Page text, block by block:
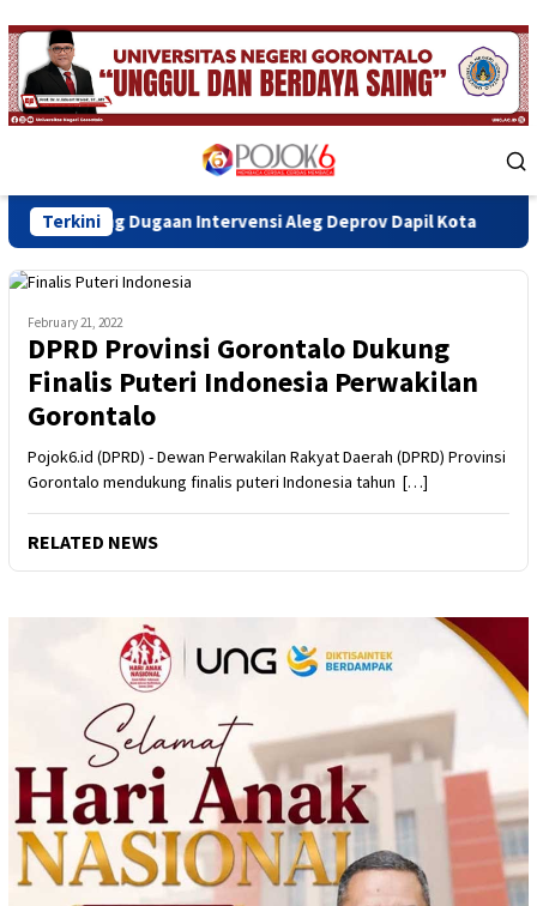
Skip
to
content
Menu
TerkiniIntervensi Aleg Deprov Dapil Kota Bupati
February 21, 2022
DPRD Provinsi Gorontalo Dukung
Finalis Puteri Indonesia Perwakilan
Gorontalo
Pojok6.id (DPRD) - Dewan Perwakilan Rakyat Daerah (DPRD) Provinsi
Gorontalo mendukung finalis puteri Indonesia tahun […]
RELATED NEWS